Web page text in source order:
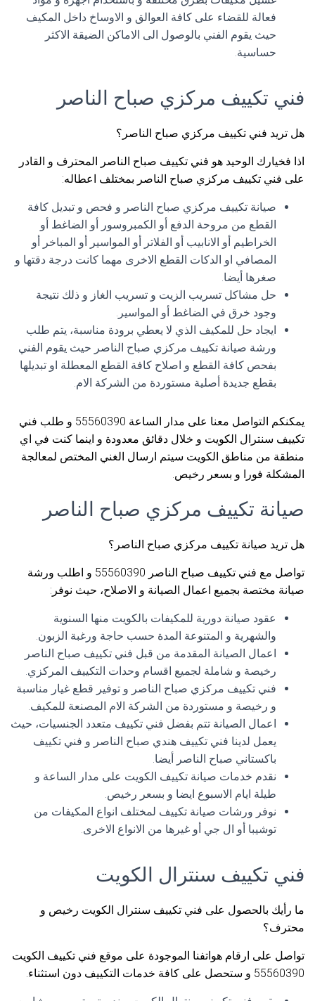
فعالة للقضاء على كافة العوالق و الاوساخ داخل المكيف
حيث يقوم الفني بالوصول الى الاماكن الضيقة الاكثر
حساسية.
فني تكييف مركزي صباح الناصر
هل تريد فني تكييف مركزي صباح الناصر؟
اذا فخيارك الوحيد هو فني تكييف صباح الناصر المحترف و القادر
على فني تكييف مركزي صباح الناصر بمختلف اعطاله:
صيانة تكييف مركزي صباح الناصر و فحص و تبديل كافة
القطع من مروحة الدفع أو الكمبروسور أو الضاغط أو
الخراطيم أو الانابيب أو الفلاتر أو المواسير أو المباخر أو
المصافي او الدكات القطع الاخرى مهما كانت درجة دقتها و
صغرها أيضا.
حل مشاكل تسريب الزيت و تسريب الغاز و ذلك نتيجة
وجود خرق في الضاغط أو المواسير.
ايجاد حل للمكيف الذي لا يعطي برودة مناسبة، يتم طلب
ورشة صيانة تكييف مركزي صباح الناصر حيث يقوم الفني
بفحص كافة القطع و اصلاح كافة القطع المعطلة او تبديلها
بقطع جديدة أصلية مستوردة من الشركة الام.
يمكنكم التواصل معنا على مدار الساعة 55560390 و طلب فني
تكييف سنترال الكويت و خلال دقائق معدودة و اينما كنت في اي
منطقة من مناطق الكويت سيتم ارسال الغني المختص لمعالجة
المشكلة فورا و بسعر رخيص.
صيانة تكييف مركزي صباح الناصر
هل تريد صيانة تكييف مركزي صباح الناصر؟
تواصل مع فني تكييف صباح الناصر 55560390 و اطلب ورشة
صيانة مختصة بجميع اعمال الصيانة و الاصلاح، حيث نوفر:
عقود صيانة دورية للمكيفات بالكويت منها السنوية
والشهرية و المتنوعة المدة حسب حاجة ورغبة الزبون.
اعمال الصيانة المقدمة من قبل فني تكييف صباح الناصر
رخيصة و شاملة لجميع اقسام وحدات التكييف المركزي.
فني تكييف مركزي صباح الناصر و توفير قطع غيار مناسبة
و رخيصة و مستوردة من الشركة الام المصنعة للمكيف.
اعمال الصيانة تتم بفضل فني تكييف متعدد الجنسيات، حيث
يعمل لدينا فني تكييف هندي صباح الناصر و فني تكييف
باكستاني صباح الناصر أيضا.
نقدم خدمات صيانة تكييف الكويت على مدار الساعة و
طيلة ايام الاسبوع ايضا و بسعر رخيص.
نوفر ورشات صيانة تكييف لمختلف انواع المكيفات من
توشيبا أو ال جي أو غيرها من الانواع الاخرى.
فني تكييف سنترال الكويت
ما رأيك بالحصول على فني تكييف سنترال الكويت رخيص و
محترف؟
تواصل على ارقام هواتفنا الموجودة على موقع فني تكييف الكويت
55560390 و ستحصل على كافة خدمات التكييف دون استثناء.